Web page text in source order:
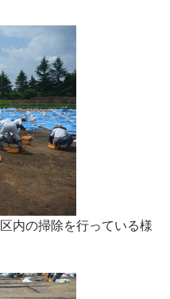
内の掃除を行っている様